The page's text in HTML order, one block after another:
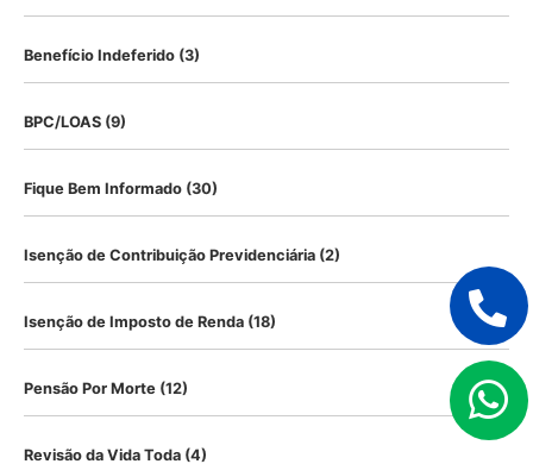
Benefício Indeferido (3)
BPC/LOAS (9)
Fique Bem Informado (30)
Isenção de Contribuição Previdenciária (2)
Isenção de Imposto de Renda (18)
Pensão Por Morte (12)
Revisão da Vida Toda (4)